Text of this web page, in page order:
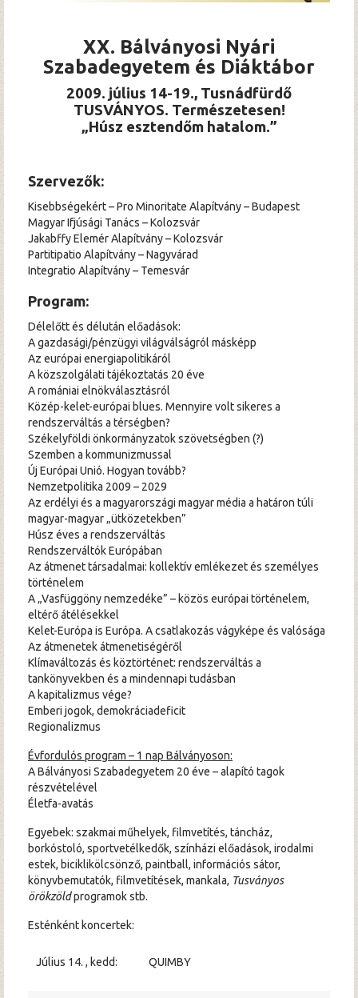
XX. Bálványosi Nyári
Szabadegyetem és Diáktábor
2009. július 14-19., Tusnádfürdő
TUSVÁNYOS. Természetesen!
„Húsz esztendőm hatalom.”
Szervezők:
Kisebbségekért – Pro Minoritate Alapítvány – Budapest
Magyar Ifjúsági Tanács – Kolozsvár
Jakabffy Elemér Alapítvány – Kolozsvár
Partitipatio Alapítvány – Nagyvárad
Integratio Alapítvány – Temesvár
Program:
Délelőtt és délután előadások:
A gazdasági/pénzügyi világválságról másképp
Az európai energiapolitikáról
A közszolgálati tájékoztatás 20 éve
A romániai elnökválasztásról
Közép-kelet-európai blues. Mennyire volt sikeres a
rendszerváltás a térségben?
Székelyföldi önkormányzatok szövetségben (?)
Szemben a kommunizmussal
Új Európai Unió. Hogyan tovább?
Nemzetpolitika 2009 – 2029
Az erdélyi és a magyarországi magyar média a határon túli
magyar-magyar „ütközetekben”
Húsz éves a rendszerváltás
Rendszerváltók Európában
Az átmenet társadalmai: kollektív emlékezet és személyes
történelem
A „Vasfüggöny nemzedéke” – közös európai történelem,
eltérő átélésekkel
Kelet-Európa is Európa. A csatlakozás vágyképe és valósága
Az átmenetek átmenetiségéről
Klímaváltozás és köztörténet: rendszerváltás a
tankönyvekben és a mindennapi tudásban
A kapitalizmus vége?
Emberi jogok, demokráciadeficit
Regionalizmus
Évfordulós program – 1 nap Bálványoson:
A Bálványosi Szabadegyetem 20 éve – alapító tagok
részvételével
Életfa-avatás
Egyebek: szakmai műhelyek, filmvetítés, táncház,
borkóstoló, sportvetélkedők, színházi előadások, irodalmi
estek, biciklikölcsönző, paintball, információs sátor,
könyvbemutatók, filmvetítések, mankala, Tusványos
örökzöldprogramok stb.
Esténként koncertek:
Július 14. , kedd: QUIMBY